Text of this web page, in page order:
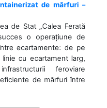
de mărfuri –
de Stat „Calea Ferată
o operațiune de
ecartamente: de pe
cu ecartament larg,
feroviare
de mărfuri între